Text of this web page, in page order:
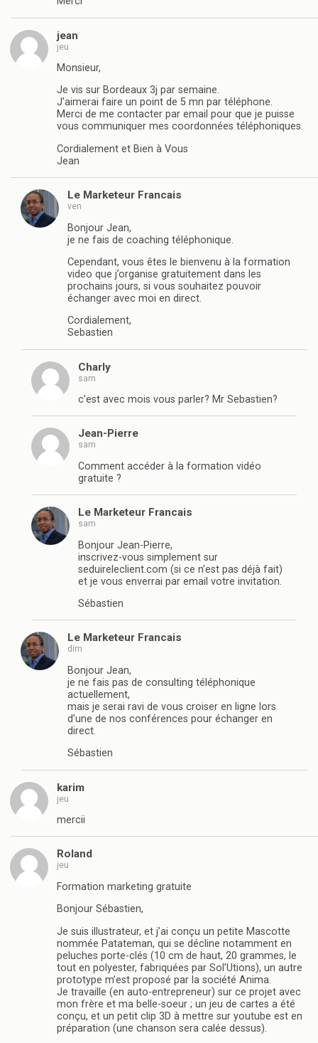
jean
jeu
Monsieur,
Je vis sur Bordeaux 3j par semaine.
J’aimerai faire un point de 5 mn par téléphone.
Merci de me contacter par email pour que je puisse
vous communiquer mes coordonnées téléphoniques.
Cordialement et Bien à Vous
Jean
Le Marketeur Francais
ven
Bonjour Jean,
je ne fais de coaching téléphonique.
Cependant, vous êtes le bienvenu à la formation
video que j’organise gratuitement dans les
prochains jours, si vous souhaitez pouvoir
échanger avec moi en direct.
Cordialement,
Sebastien
Charly
sam
c’est avec mois vous parler? Mr Sebastien?
Jean-Pierre
sam
Comment accéder à la formation vidéo
gratuite ?
Le Marketeur Francais
sam
Bonjour Jean-Pierre,
inscrivez-vous simplement sur
seduireleclient.com (si ce n’est pas déjà fait)
et je vous enverrai par email votre invitation.
Sébastien
Le Marketeur Francais
dim
Bonjour Jean,
je ne fais pas de consulting téléphonique
actuellement,
mais je serai ravi de vous croiser en ligne lors
d’une de nos conférences pour échanger en
direct.
Sébastien
karim
jeu
mercii
Roland
jeu
Formation marketing gratuite
Bonjour Sébastien,
Je suis illustrateur, et j’ai conçu un petite Mascotte
nommée Patateman, qui se décline notamment en
peluches porte-clés (10 cm de haut, 20 grammes, le
tout en polyester, fabriquées par Sol’Utions), un autre
prototype m’est proposé par la société Anima.
Je travaille (en auto-entrepreneur) sur ce projet avec
mon frère et ma belle-soeur ; un jeu de cartes a été
conçu, et un petit clip 3D à mettre sur youtube est en
préparation (une chanson sera calée dessus).